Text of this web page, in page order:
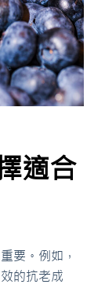
適合
要。例如，
的抗老成